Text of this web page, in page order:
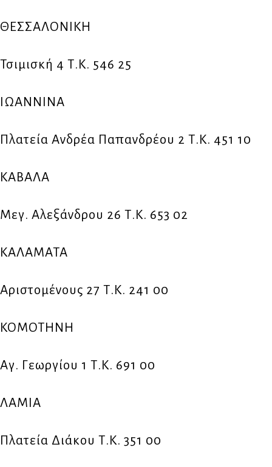
ΘΕΣΣΑΛΟΝΙΚΗ
Τσιμισκή 4 Τ.Κ. 546 25
ΙΩΑΝΝΙΝΑ
Πλατεία Ανδρέα Παπανδρέου 2 Τ.Κ. 451 10
ΚΑΒΑΛΑ
Μεγ. Αλεξάνδρου 26 Τ.Κ. 653 02
ΚΑΛΑΜΑΤΑ
Αριστομένους 27 Τ.Κ. 241 00
ΚΟΜΟΤΗΝΗ
Αγ. Γεωργίου 1 Τ.Κ. 691 00
ΛΑΜΙΑ
Πλατεία Διάκου Τ.Κ. 351 00